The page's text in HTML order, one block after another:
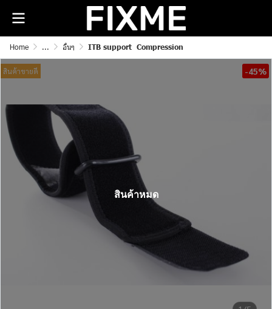
Home ... อื่นๆ ITB support Compression
สินค้าขายดี -45%
สินค้าหมด